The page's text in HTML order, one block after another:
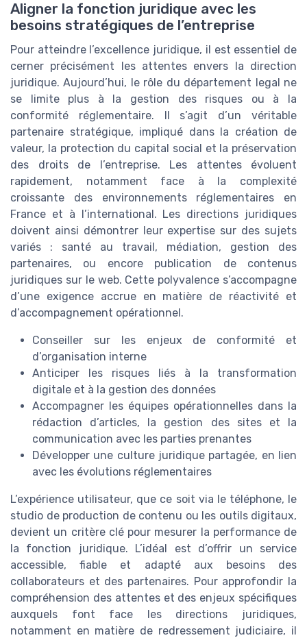
Aligner la fonction juridique avec les
besoins stratégiques de l’entreprise
Pour atteindre l’excellence juridique, il est essentiel de
cerner précisément les attentes envers la direction
juridique. Aujourd’hui, le rôle du département legal ne
se limite plus à la gestion des risques ou à la
conformité réglementaire. Il s’agit d’un véritable
partenaire stratégique, impliqué dans la création de
valeur, la protection du capital social et la préservation
des droits de l’entreprise. Les attentes évoluent
rapidement, notamment face à la complexité
croissante des environnements réglementaires en
France et à l’international. Les directions juridiques
doivent ainsi démontrer leur expertise sur des sujets
variés : santé au travail, médiation, gestion des
partenaires, ou encore publication de contenus
juridiques sur le web. Cette polyvalence s’accompagne
d’une exigence accrue en matière de réactivité et
d’accompagnement opérationnel.
Conseiller sur les enjeux de conformité et
d’organisation interne
Anticiper les risques liés à la transformation
digitale et à la gestion des données
Accompagner les équipes opérationnelles dans la
rédaction d’articles, la gestion des sites et la
communication avec les parties prenantes
Développer une culture juridique partagée, en lien
avec les évolutions réglementaires
L’expérience utilisateur, que ce soit via le téléphone, le
studio de production de contenu ou les outils digitaux,
devient un critère clé pour mesurer la performance de
la fonction juridique. L’idéal est d’offrir un service
accessible, fiable et adapté aux besoins des
collaborateurs et des partenaires. Pour approfondir la
compréhension des attentes et des enjeux spécifiques
auxquels font face les directions juridiques,
notamment en matière de redressement judiciaire, il